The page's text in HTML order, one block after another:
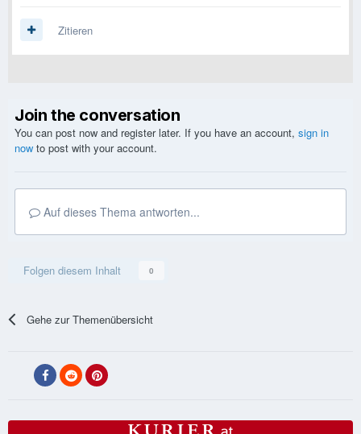
Zitieren
Join the conversation
You can post now and register later. If you have an account, sign in
now to post with your account.
Auf dieses Thema antworten...
Folgen diesem Inhalt 0
Gehe zur Themenübersicht